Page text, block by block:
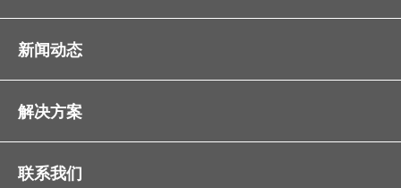
新闻动态
解决方案
联系我们